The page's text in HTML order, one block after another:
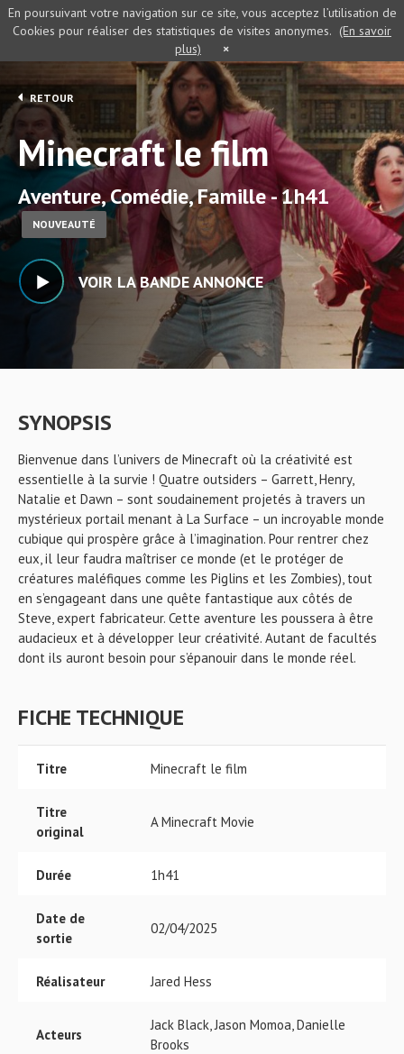
RETOUR
Minecraft le film
Aventure, Comédie, Famille - 1h41
NOUVEAUTÉ
VOIR LA BANDE ANNONCE
SYNOPSIS
Bienvenue dans l’univers de Minecraft où la créativité est
essentielle à la survie ! Quatre outsiders – Garrett, Henry,
Natalie et Dawn – sont soudainement projetés à travers un
mystérieux portail menant à La Surface – un incroyable monde
cubique qui prospère grâce à l’imagination. Pour rentrer chez
eux, il leur faudra maîtriser ce monde (et le protéger de
créatures maléfiques comme les Piglins et les Zombies), tout
en s’engageant dans une quête fantastique aux côtés de
Steve, expert fabricateur. Cette aventure les poussera à être
audacieux et à développer leur créativité. Autant de facultés
dont ils auront besoin pour s’épanouir dans le monde réel.
FICHE TECHNIQUE
Titre Minecraft le film
Titre
original
A Minecraft Movie
Durée 1h41
Date de
sortie
02/04/2025
Réalisateur Jared Hess
Acteurs
Jack Black, Jason Momoa, Danielle
Brooks
En poursuivant votre navigation sur ce site, vous acceptez l’utilisation de
Cookies pour réaliser des statistiques de visites anonymes. (En savoir
plus)
×